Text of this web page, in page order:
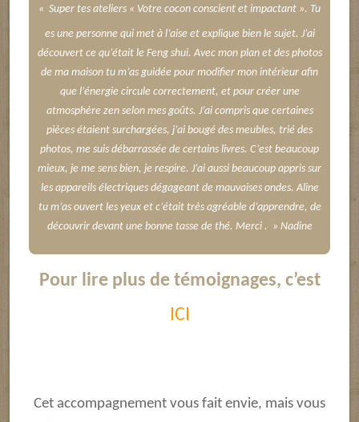
« Super tes ateliers « Votre cocon conscient et impactant ». Tu
es une personne qui met à l’aise et explique bien le sujet. J’ai
découvert ce qu’était le Feng shui. Avec mon plan et des photos
de ma maison tu m’as guidée pour modifier mon intérieur afin
que l’énergie circule correctement, et pour créer une
atmosphère zen selon mes goûts. J’ai compris que certaines
pièces étaient surchargées, j’ai bougé des meubles, trié des
photos, me suis débarrassée de certains livres. C’est beaucoup
mieux, je me sens bien, je respire. J’ai aussi beaucoup appris sur
les appareils électriques dégageant de mauvaises ondes. Aline
tu m’as ouvert les yeux et c’était très agréable d’apprendre, de
découvrir devant une bonne tasse de thé. Merci . » Nadine
Pour lire plus de témoignages, c’est
ICI
Cet accompagnement vous fait envie, mais vous